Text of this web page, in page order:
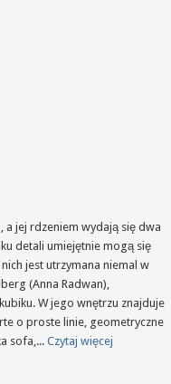
a jej rdzeniem wydają się dwa
detali umiejętnie mogą się
jest utrzymana niemal w
(Anna Radwan),
W jego wnętrzu znajduje
o proste linie, geometryczne
sofa,... Czytaj więcej